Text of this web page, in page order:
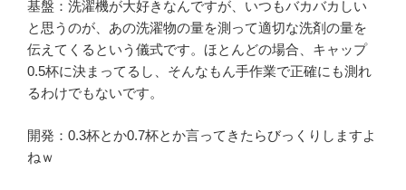
基盤：洗濯機が大好きなんですが、いつもバカバカしい
と思うのが、あの洗濯物の量を測って適切な洗剤の量を
伝えてくるという儀式です。ほとんどの場合、キャップ
0.5杯に決まってるし、そんなもん手作業で正確にも測れ
るわけでもないです。
開発：0.3杯とか0.7杯とか言ってきたらびっくりしますよ
ねｗ